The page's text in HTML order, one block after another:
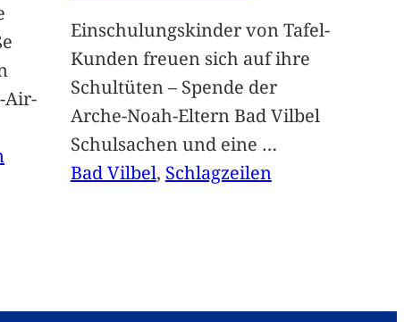
Air-
Einschulungskinder von Tafel-
Kunden freuen sich auf ihre
Schultüten – Spende der
Arche-Noah-Eltern Bad Vilbel
Schulsachen und eine …
Bad Vilbel, Schlagzeilen